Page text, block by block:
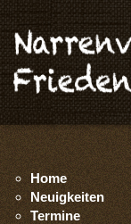
Home
Neuigkeiten
Termine